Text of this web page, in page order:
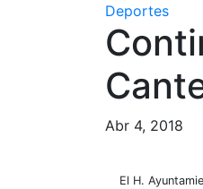
Deportes
Abr 4, 2018
El H.